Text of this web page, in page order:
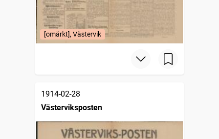
[omärkt], Västervik
1914-02-28
Västerviksposten